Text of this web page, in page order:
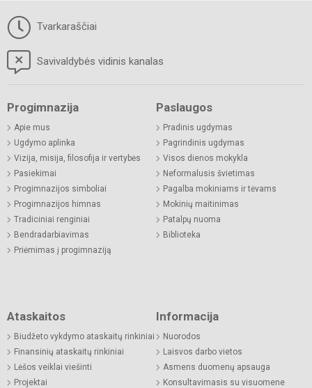
Tvarkaraščiai
Savivaldybės vidinis kanalas
Progimnazija
Apie mus
Ugdymo aplinka
Vizija, misija, filosofija ir vertybės
Pasiekimai
Progimnazijos simboliai
Progimnazijos himnas
Tradiciniai renginiai
Bendradarbiavimas
Priėmimas į progimnaziją
Paslaugos
Pradinis ugdymas
Pagrindinis ugdymas
Visos dienos mokykla
Neformalusis švietimas
Pagalba mokiniams ir tėvams
Mokinių maitinimas
Patalpų nuoma
Biblioteka
Ataskaitos
Biudžeto vykdymo ataskaitų rinkiniai
Finansinių ataskaitų rinkiniai
Lėšos veiklai viešinti
Projektai
Informacija
Nuorodos
Laisvos darbo vietos
Asmens duomenų apsauga
Konsultavimasis su visuomene